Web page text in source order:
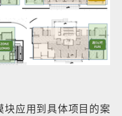
应用到具体项目的案